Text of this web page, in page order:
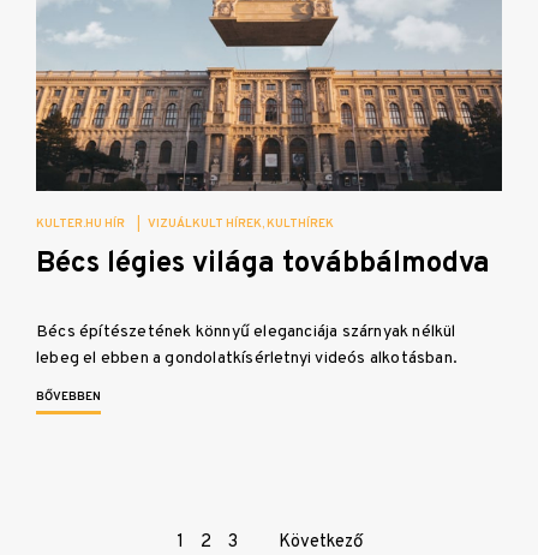
KULTER.HU HÍR VIZUÁLKULT HÍREK KULTHÍREK
Bécs légies világa továbbálmodva
Bécs építészetének könnyű eleganciája szárnyak nélkül
lebeg el ebben a gondolatkísérletnyi videós alkotásban.
BŐVEBBEN
1 2 3 Következő